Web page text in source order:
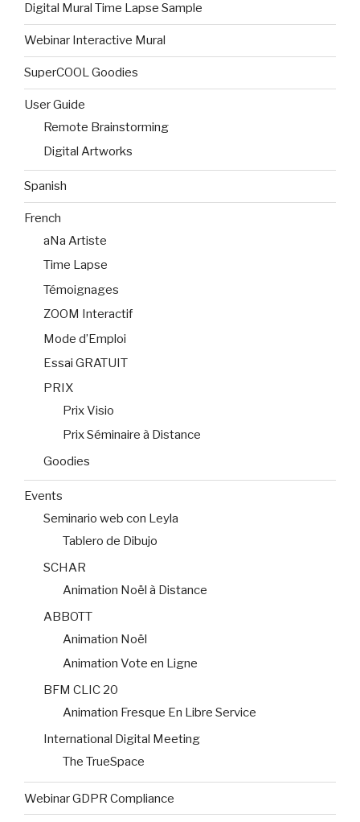
Digital Mural Time Lapse Sample
Webinar Interactive Mural
SuperCOOL Goodies
User Guide
Remote Brainstorming
Digital Artworks
Spanish
French
aNa Artiste
Time Lapse
Témoignages
ZOOM Interactif
Mode d’Emploi
Essai GRATUIT
PRIX
Prix Visio
Prix Séminaire à Distance
Goodies
Events
Seminario web con Leyla
Tablero de Dibujo
SCHAR
Animation Noël à Distance
ABBOTT
Animation Noël
Animation Vote en Ligne
BFM CLIC 20
Animation Fresque En Libre Service
International Digital Meeting
The TrueSpace
Webinar GDPR Compliance